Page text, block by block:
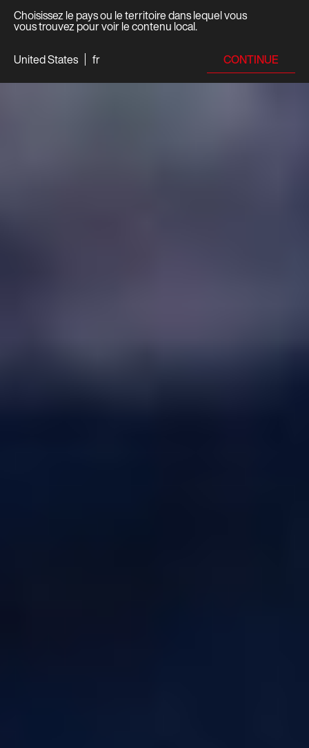
Choisissez le pays ou le territoire dans lequel vous
vous trouvez pour voir le contenu local.
United States
fr CONTINUE